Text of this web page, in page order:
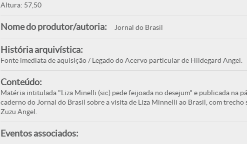
Altura: 57,50
Nome do produtor/autoria: Jornal do Brasil
História arquivística:
Fonte imediata de aquisição / Legado do Acervo particular de Hildegard Angel.
Conteúdo:
Matéria intitulada "Liza Minelli (sic) pede feijoada no desejum" e publicada na
caderno do Jornal do Brasil sobre a visita de Liza Minnelli ao Brasil, com trecho
Zuzu Angel.
Eventos associados: